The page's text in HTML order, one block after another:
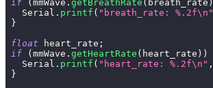
if
(mmWave . getBreathRate ( breath_rate )
   Serial
. printf ( "breath_rate: %.2f\n"
}
float heart_rate ;
if
(mmWave . getHeartRate ( heart_rate ) )
   Serial
. printf ( "heart_rate: %.2f\n" ,
}